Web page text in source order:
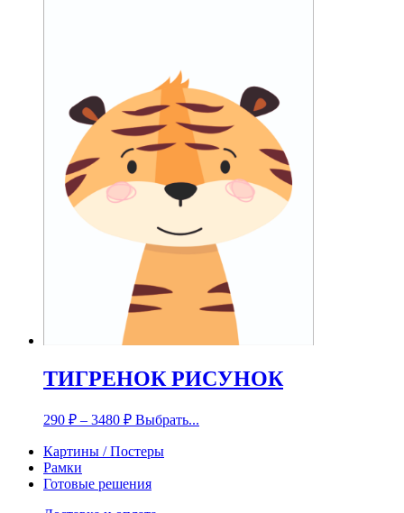
ТИГРЕНОК РИСУНОК
290 ₽ – 3480 ₽ Выбрать...
Картины / Постеры
Рамки
Готовые решения